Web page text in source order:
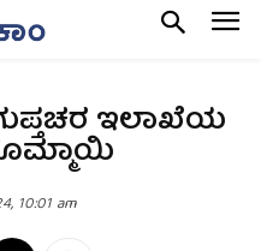
ಇಲಾಖೆಯ
10:01 am